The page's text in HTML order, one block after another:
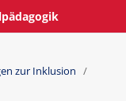
zur Inklusion /